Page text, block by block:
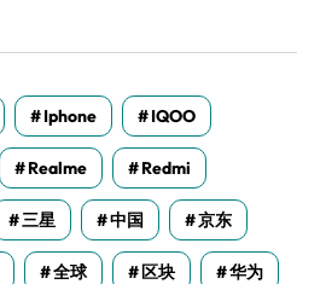
Iphone IQOO
Realme Redmi
三星 中国 京东
全球 区块 华为